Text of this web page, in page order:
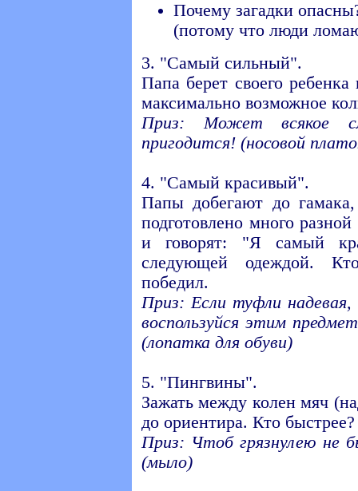
Почему загадки
(потому что люди
3. "Самый сильный".
Папа берет своего
максимально возможное
Приз: Может всякое
пригодится! (носовой
4. "Самый красивый".
Папы добегают до
подготовлено много
и говорят: "Я самый
следующей одеждой.
победил.
Приз: Если туфли
воспользуйся этим
(лопатка для обуви)
5. "Пингвины".
Зажать между колен мяч
до ориентира. Кто быстрее?
Приз: Чтоб грязнулею не
(мыло)